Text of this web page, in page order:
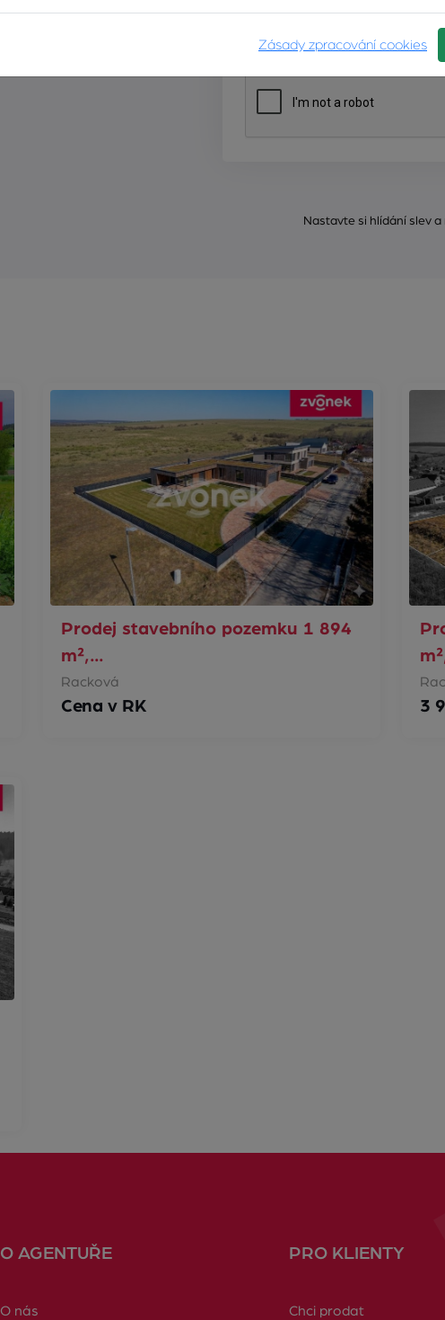
Nastavte si hlídání slev a
Prodej stavebního pozemku 1 894
m²,…
Racková
Cena v RK 3
O AGENTUŘE
O nás
PRO KLIENTY
Chci prodat
Zásady zpracování cookies